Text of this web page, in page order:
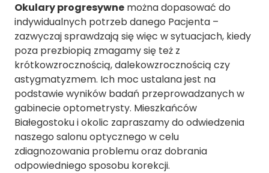
Okulary progresywne można dopasować do
indywidualnych potrzeb danego Pacjenta –
zazwyczaj sprawdzają się więc w sytuacjach, kiedy
poza prezbiopią zmagamy się też z
krótkowzrocznością, dalekowzrocznością czy
astygmatyzmem. Ich moc ustalana jest na
podstawie wyników badań przeprowadzanych w
gabinecie optometrysty. Mieszkańców
Białegostoku i okolic zapraszamy do odwiedzenia
naszego salonu optycznego w celu
zdiagnozowania problemu oraz dobrania
odpowiedniego sposobu korekcji.